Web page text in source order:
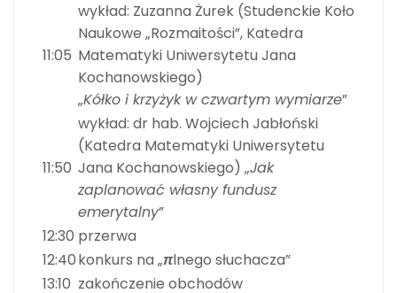
11:05
wykład: Zuzanna Żurek (Studenckie Koło
Naukowe „Rozmaitości”, Katedra
Matematyki Uniwersytetu Jana
Kochanowskiego)
„Kółko i krzyżyk w czwartym wymiarze”
11:50
wykład: dr hab. Wojciech Jabłoński
(Katedra Matematyki Uniwersytetu
Jana Kochanowskiego) „Jak
zaplanować własny fundusz
emerytalny”
12:30 przerwa
12:40konkurs na „πlnego słuchacza”
13:10 zakończenie obchodów